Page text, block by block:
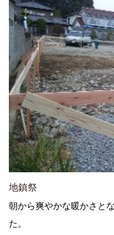
地鎮祭
朝から爽やかな暖かさと
た。